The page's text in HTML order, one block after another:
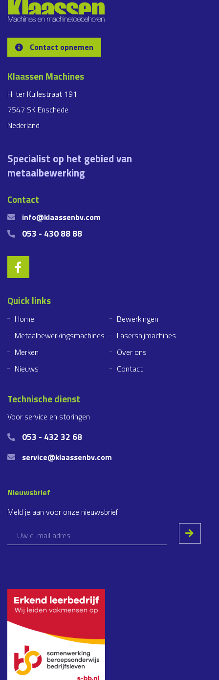
Contact opnemen
Klaassen Machines
H. ter Kuilestraat 191
7547 SK Enschede
Nederland
Specialist op het gebied van
metaalbewerking
Contact
info@klaassenbv.com
053 - 430 88 88
Quick links
Home
Bewerkingen
Metaalbewerkingsmachines
Lasersnijmachines
Merken
Over ons
Nieuws
Contact
Technische dienst
Voor service en storingen
053 - 432 32 68
service@klaassenbv.com
Nieuwsbrief
Meld je aan voor onze nieuwsbrief!